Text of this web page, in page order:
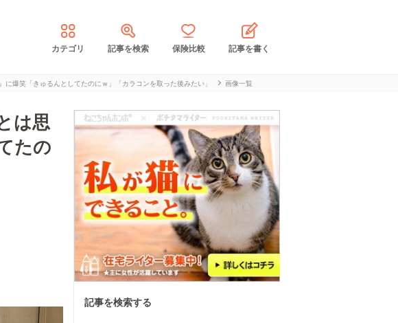
カテゴリ 記事を検索 保険比較 記事を書く
爆笑「きゅるんとしてたのにｗ」「カラコンを取った後みたい」 画像一覧
は思
たの
記事を検索する